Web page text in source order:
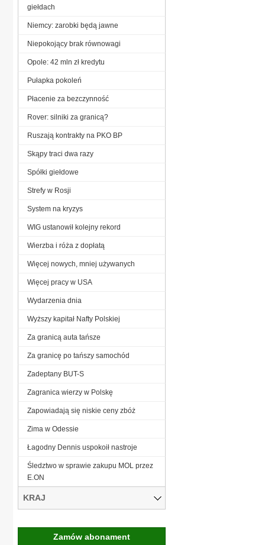
giełdach
Niemcy: zarobki będą jawne
Niepokojący brak równowagi
Opole: 42 mln zł kredytu
Pułapka pokoleń
Płacenie za bezczynność
Rover: silniki za granicą?
Ruszają kontrakty na PKO BP
Skąpy traci dwa razy
Spółki giełdowe
Strefy w Rosji
System na kryzys
WIG ustanowił kolejny rekord
Wierzba i róża z dopłatą
Więcej nowych, mniej używanych
Więcej pracy w USA
Wydarzenia dnia
Wyższy kapitał Nafty Polskiej
Za granicą auta tańsze
Za granicę po tańszy samochód
Zadeptany BUT-S
Zagranica wierzy w Polskę
Zapowiadają się niskie ceny zbóż
Zima w Odessie
Łagodny Dennis uspokoił nastroje
Śledztwo w sprawie zakupu MOL przez
E.ON
KRAJ
Zamów abonament